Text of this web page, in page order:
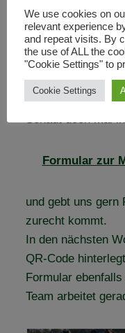
Immerhin haben
geschaffen, wie
unkompliziert über
bzw. beschädigte
Formular zur
und gebt uns gern
zurecht kommt.
In den nächsten
QR-Code
Formular
Team arbeitet
We use cookies on
relevant experience
and repeat visits. By
the use of ALL the
"Cookie Settings" to
Cookie Settings